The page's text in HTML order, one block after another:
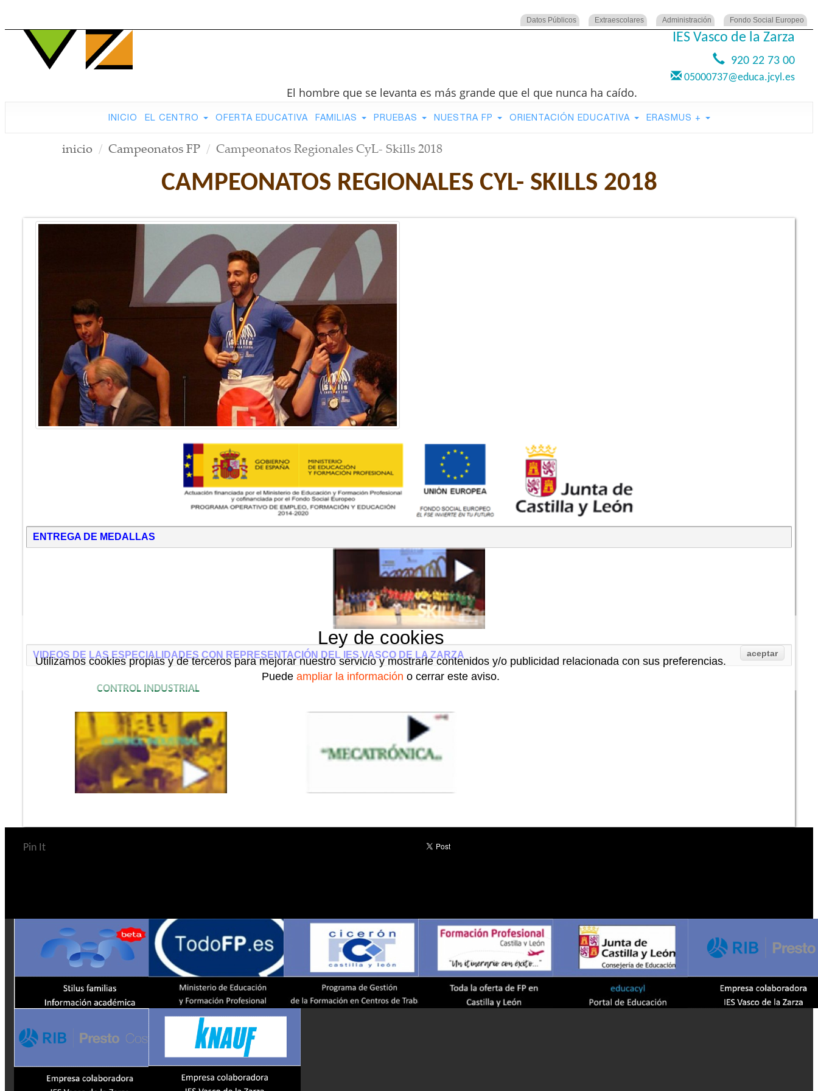
Datos Públicos Extraescolares Administración Fondo Social Europeo
IES Vasco de la Zarza
920 22 73 00
05000737@educa.jcyl.es
El hombre que se levanta es más grande que el que nunca ha caído.
INICIO EL CENTRO OFERTA EDUCATIVA FAMILIAS PRUEBAS NUESTRA FP ORIENTACIÓN EDUCATIVA ERASMUS +
inicio Campeonatos FP Campeonatos Regionales CyL- Skills 2018
CAMPEONATOS REGIONALES CYL- SKILLS 2018
ENTREGA DE MEDALLAS
VIDEOS DE LAS ESPECIALIDADES CON REPRESENTACIÓN DEL IES VASCO DE LA ZARZA
CONTROL INDUSTRIAL
Pin It
Ley de cookies
Utilizamos cookies propias y de terceros para mejorar nuestro servicio y mostrarle contenidos y/o publicidad relacionada con sus preferencias.
Puede ampliar la información o cerrar este aviso.
aceptar